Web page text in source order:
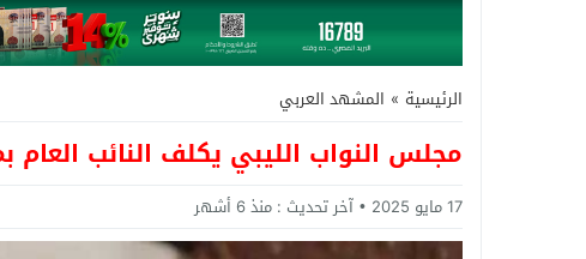
Previous
Next
الرئيسية » المشهد العربي
مجلس النواب الليبي يكلف النائب العام
17 مايو 2025 آخر تحديث : منذ 6 أشهر